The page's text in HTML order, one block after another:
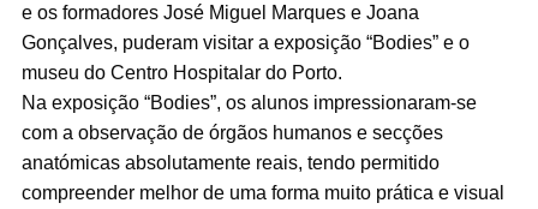
e os formadores José Miguel Marques e Joana
Gonçalves, puderam visitar a exposição “Bodies” e o
museu do Centro Hospitalar do Porto.
Na exposição “Bodies”, os alunos impressionaram-se
com a observação de órgãos humanos e secções
anatómicas absolutamente reais, tendo permitido
compreender melhor de uma forma muito prática e visual